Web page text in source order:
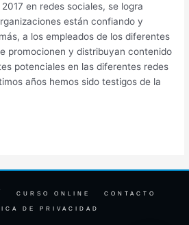
en redes sociales, se logra
están confiando y
a los empleados de los diferentes
promocionen y distribuyan contenido
potenciales en las diferentes redes
años hemos sido testigos de la
CURSO ONLINE CONTACTO
DE PRIVACIDAD